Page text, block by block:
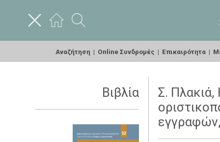
Αναζήτηση | Online Συνδρομές | Επικαιρότητα |
Βιβλία
Σ. Πλακιά,